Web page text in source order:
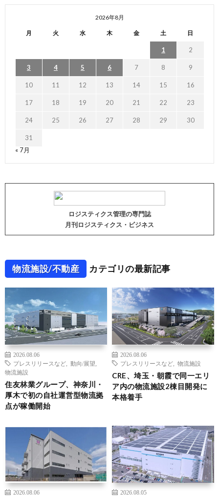
2026年8月
月 火 水 木 金 土 日
1 2
3 4 5 6 7 8 9
10 11 12 13 14 15 16
17 18 19 20 21 22 23
24 25 26 27 28 29 30
31
« 7月
ロジスティクス管理の専門誌
月刊ロジスティクス・ビジネス
物流施設/不動産 カテゴリの最新記事
2026.08.06
プレスリリースなど
動向/展望
物流施設
住友林業グループ、神奈川・
厚木で初の自社運営型物流拠
点が稼働開始
2026.08.06
プレスリリースなど
物流施設
CRE、埼玉・朝霞で同一エリ
ア内の物流施設2棟目開発に
本格着手
2026.08.06
2026.08.05